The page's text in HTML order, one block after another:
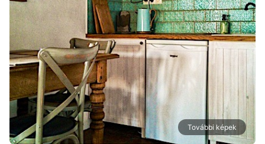
További képek